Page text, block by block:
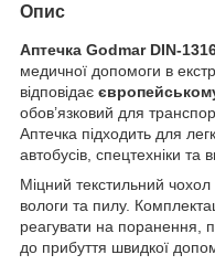
Опис
Аптечка Godmar DIN-
медичної допомоги в
відповідає
обов’язковий для
Аптечка підходить для
автобусів, спецтехніки та
Міцний текстильний чохол
вологи та пилу.
реагувати на поранення,
до прибуття швидкої